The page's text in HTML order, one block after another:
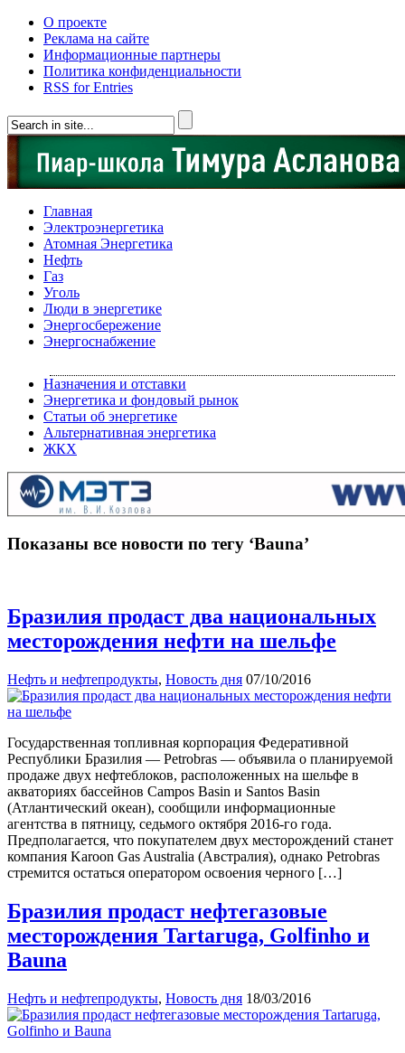
О проекте
Реклама на сайте
Информационные партнеры
Политика конфиденциальности
RSS for Entries
Главная
Электроэнергетика
Атомная Энергетика
Нефть
Газ
Уголь
Люди в энергетике
Энергосбережение
Энергоснабжение
Назначения и отставки
Энергетика и фондовый рынок
Статьи об энергетике
Альтернативная энергетика
ЖКХ
Показаны все новости по тегу ‘Bauna’
Бразилия продаст два национальных
месторождения нефти на шельфе
Нефть и нефтепродукты, Новость дня 07/10/2016
Государственная топливная корпорация Федеративной
Республики Бразилия — Petrobras — объявила о планируемой
продаже двух нефтеблоков, расположенных на шельфе в
акваториях бассейнов Campos Basin и Santos Basin
(Атлантический океан), сообщили информационные
агентства в пятницу, седьмого октября 2016-го года.
Предполагается, что покупателем двух месторождений станет
компания Karoon Gas Australia (Австралия), однако Petrobras
стремится остаться оператором освоения черного […]
Бразилия продаст нефтегазовые
месторождения Tartaruga, Golfinho и
Bauna
Нефть и нефтепродукты, Новость дня 18/03/2016